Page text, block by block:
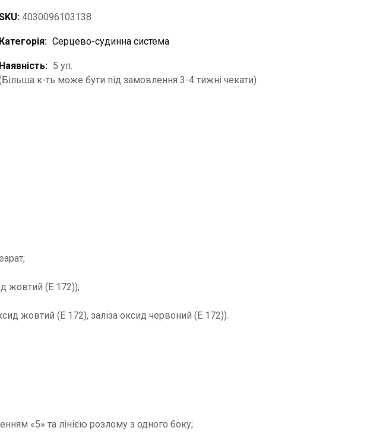
4030096103138
Категорія: Серцево-судинна система
Наявність: 5 уп.
к-ть може бути під замовлення 3-4 тижні чекати)
жовтий (Е 172));
жовтий (Е 172), заліза оксид червоний (Е 172)).
«5» та лінією розлому з одного боку;